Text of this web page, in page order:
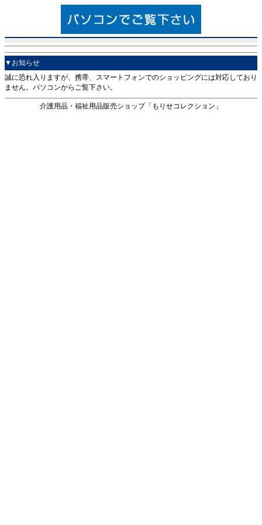
▼お知らせ
誠に恐れ入りますが、携帯、スマートフォンでのショッピングには対応しており
ません。パソコンからご覧下さい。
介護用品・福祉用品販売ショップ「もりせコレクション」